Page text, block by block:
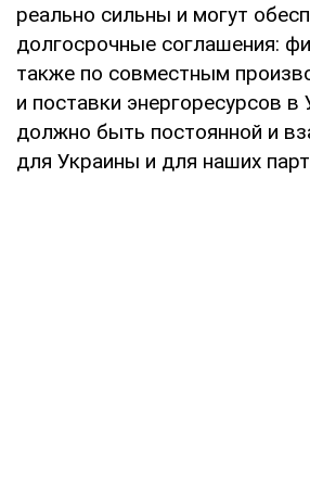
реально сильны и могут
долгосрочные соглашения:
также по совместным
и поставки энергоресурсов в
должно быть постоянной и
для Украины и для наших